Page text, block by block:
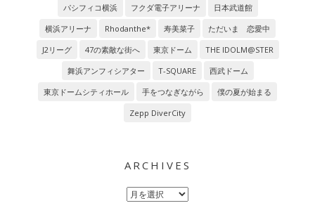
パシフィコ横浜
フクダ電子アリーナ
日本武道館
横浜アリーナ
Rhodanthe* 寿美菜子
ただいま 恋愛中
J2リーグ
47の素敵な街へ 東京ドーム
THE IDOLM@STER
舞浜アンフィシアター
T-SQUARE
西武ドーム
東京ドームシティホール
手をつなぎながら
僕の夏が始まる
Zepp DiverCity
ARCHIVES
Archives